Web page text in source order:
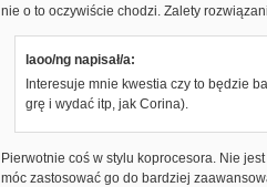
nie o to oczywiście chodzi. Zalety
laoo/ng napisał/a:
Interesuje mnie kwestia czy to będzie
grę i wydać itp, jak Corina).
Pierwotnie coś w stylu koprocesora. Nie
móc zastosować go do bardziej